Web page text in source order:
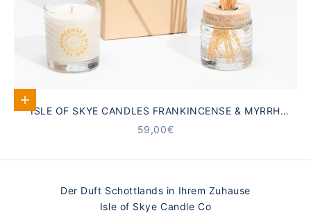
In den Warenkorb
ISLE OF SKYE CANDLES FRANKINCENSE & MYRRH
GESCHENKSET
ANGEBOT
59,00€
Der Duft Schottlands in Ihrem Zuhause
Isle of Skye Candle Co